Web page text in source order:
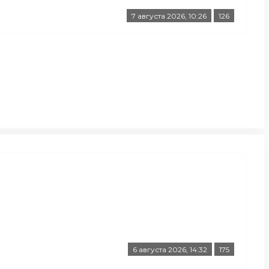
7 августа 2026, 10:26 126
6 августа 2026, 14:32 175